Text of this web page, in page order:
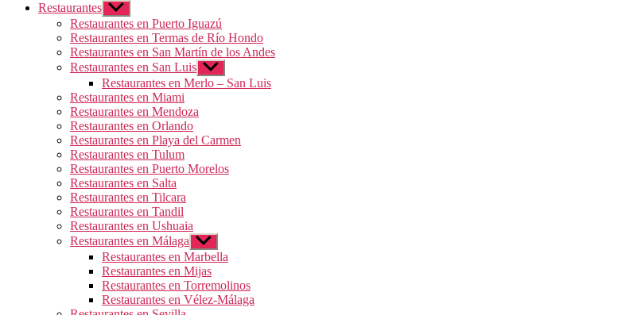
Restaurantes Mostrar
el
submenú
Restaurantes en Puerto Iguazú
Restaurantes en Termas de Río Hondo
Restaurantes en San Martín de los Andes
Restaurantes en San Luis Mostrar
el
submenú
Restaurantes en Merlo – San Luis
Restaurantes en Miami
Restaurantes en Mendoza
Restaurantes en Orlando
Restaurantes en Playa del Carmen
Restaurantes en Tulum
Restaurantes en Puerto Morelos
Restaurantes en Salta
Restaurantes en Tilcara
Restaurantes en Tandil
Restaurantes en Ushuaia
Restaurantes en Málaga Mostrar
el
submenú
Restaurantes en Marbella
Restaurantes en Mijas
Restaurantes en Torremolinos
Restaurantes en Vélez-Málaga